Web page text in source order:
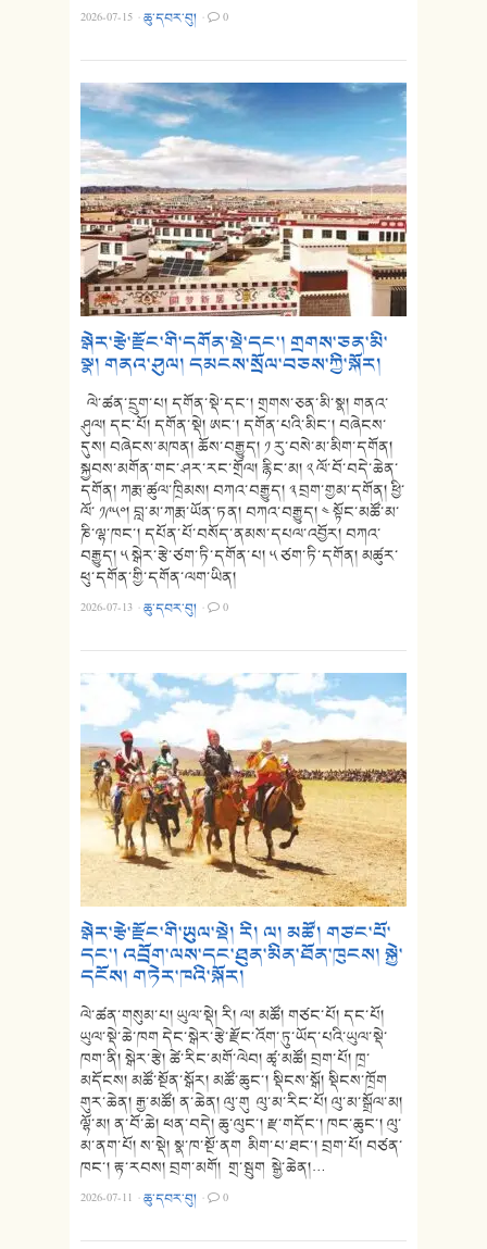
2026-07-15 ·ཆུ་དབར་བུ། · 0
སྒེར་རྩེ་རྫོང་གི་དགོན་སྡེ་དང་། གྲགས་ཅན་མི་
སྣ། གནའ་ཤུལ། དམངས་སྲོལ་བཅས་ཀྱི་སྐོར།
ལེ་ཚན་དྲུག་པ། དགོན་སྡེ་དང་། གྲགས་ཅན་མི་སྣ། གནའ་
ཤུལ། དང་པོ། དགོན་སྡེ། ཨང་། དགོན་པའི་མིང་། བཞེངས་
དུས། བཞེངས་མཁན། ཆོས་བརྒྱུད། ༡ རུ་བསེ་མ་མིག་དགོན།
སྐྱབས་མགོན་གང་ཤར་རང་གྲོལ། རྙིང་མ། ༢ ལོ་བོ་བདེ་ཆེན་
དགོན། ཀརྨ་ཚུལ་ཁྲིམས། བཀའ་བརྒྱུད། ༣ བྲག་གྱམ་དགོན། ཕྱི་
ལོ་ ༡༩༥༠། བླ་མ་ཀརྨ་ཡོན་ཏན། བཀའ་བརྒྱུད། ༤ སྟོང་མཚོ་མ་
ཎི་ལྷ་ཁང་། དཔོན་པོ་བསོད་ནམས་དཔལ་འབྱོར། བཀའ་
བརྒྱུད། ༥ སྒེར་རྩེ་ཙག་ཏི་དགོན་པ། ༥ ཙག་ཏི་དགོན། མཚུར་
ཕུ་དགོན་གྱི་དགོན་ལག་ཡིན།
2026-07-13 ·ཆུ་དབར་བུ། · 0
སྒེར་རྩེ་རྫོང་གི་ཡུལ་སྡེ། རི། ལ། མཚོ། གཙང་པོ་
དང་། འབྲོག་ལས་དང་ཐུན་མིན་ཐོན་ཁུངས། སྐྱེ་
དངོས། གཏེར་ཁའི་སྐོར།
ལེ་ཚན་གསུམ་པ། ཡུལ་སྡེ། རི། ལ། མཚོ། གཙང་པོ། དང་པོ།
ཡུལ་སྡེ་ཆེ་ཁག དེང་སྒེར་རྩེ་རྫོང་འོག་ཏུ་ཡོད་པའི་ཡུལ་སྡེ་
ཁག་ནི། སྒེར་རྩེ། ཚེ་རིང་མགོ་ལེབ། ཚྭ་མཚོ། བྲག་པོ། ཁྲ་
མདོངས། མཚོ་སྔོན་སྒོར། མཚོ་ཆུང་། སྡིངས་སྒོ། སྡིངས་ཁྲོག
གུར་ཆེན། རྒྱ་མཚོ། ན་ཆེན། ལུ་གུ ལུ་མ་རིང་པོ། ལུ་མ་སྒྲོལ་མ།
ལྷོ་མ། ན་བོ་ཆེ། ཕན་བདེ། ཆུ་ལུང་། རྫ་གདོང་། ཁང་ཆུང་། ལུ་
མ་ནག་པོ། ས་སྡེ། སྣ་ཁ་སྔོ་ནག མིག་པ་ཐང་། བྲག་པོ། བཙན་
ཁང་། རྟ་རབས། བྲག་མགོ། གྲ་སྦུག སྒྱེ་ཆེན།…
2026-07-11 ·ཆུ་དབར་བུ། · 0